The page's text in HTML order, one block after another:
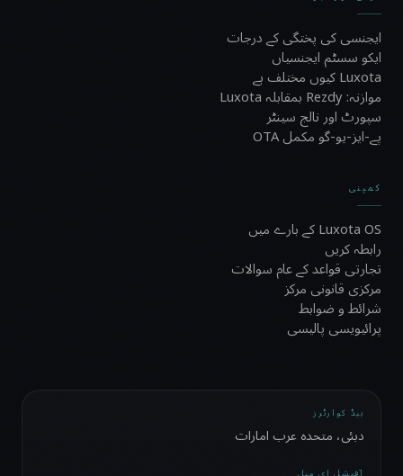
ایجنسی کی پختگی کے درجات
ایکو سسٹم ایجنسیاں
Luxota کیوں مختلف ہے
موازنہ: Rezdy بمقابلہ Luxota
سپورٹ اور نالج سینٹر
پے-ایز-یو-گو مکمل OTA
کمپنی
Luxota OS کے بارے میں
رابطہ کریں
تجارتی قواعد کے عام سوالات
مرکزی قانونی مرکز
شرائط و ضوابط
پرائیویسی پالیسی
ہیڈ کوارٹرز
دبئی، متحدہ عرب امارات